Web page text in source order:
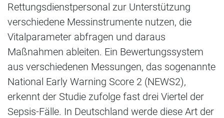
Rettungsdienstpersonal zur Unterstützung
verschiedene Messinstrumente nutzen, die
Vitalparameter abfragen und daraus
Maßnahmen ableiten. Ein Bewertungssystem
aus verschiedenen Messungen, das sogenannte
National Early Warning Score 2 (NEWS2),
erkennt der Studie zufolge fast drei Viertel der
Sepsis-Fälle. In Deutschland werde diese Art der